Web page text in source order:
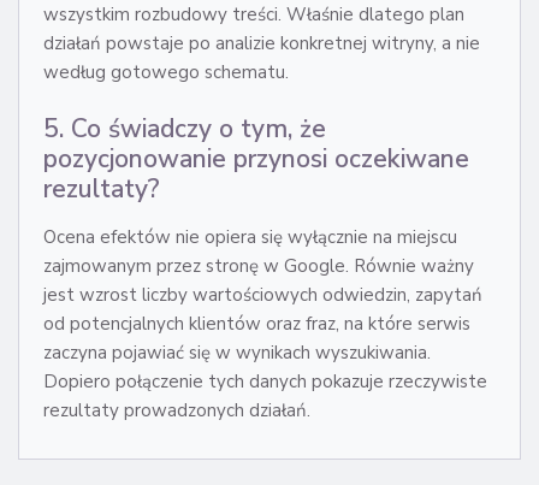
wszystkim rozbudowy treści. Właśnie dlatego plan
działań powstaje po analizie konkretnej witryny, a nie
według gotowego schematu.
5. Co świadczy o tym, że
pozycjonowanie przynosi oczekiwane
rezultaty?
Ocena efektów nie opiera się wyłącznie na miejscu
zajmowanym przez stronę w Google. Równie ważny
jest wzrost liczby wartościowych odwiedzin, zapytań
od potencjalnych klientów oraz fraz, na które serwis
zaczyna pojawiać się w wynikach wyszukiwania.
Dopiero połączenie tych danych pokazuje rzeczywiste
rezultaty prowadzonych działań.